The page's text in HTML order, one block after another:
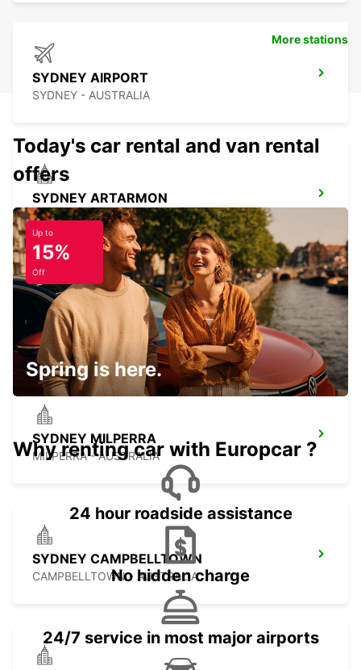
SYDNEY AIRPORT
SYDNEY - AUSTRALIA
SYDNEY ARTARMON
ARTARMON - AUSTRALIA
SYDNEY GRANVILLE
GRANVILLE - AUSTRALIA
SYDNEY MILPERRA
MILPERRA - AUSTRALIA
SYDNEY CAMPBELLTOWN
CAMPBELLTOWN - AUSTRALIA
More stations
Today's car rental and van rental
offers
Up to
15%
Off
Spring is here.
Why renting car with Europcar ?
24 hour roadside assistance
No hidden charge
24/7 service in most major airports